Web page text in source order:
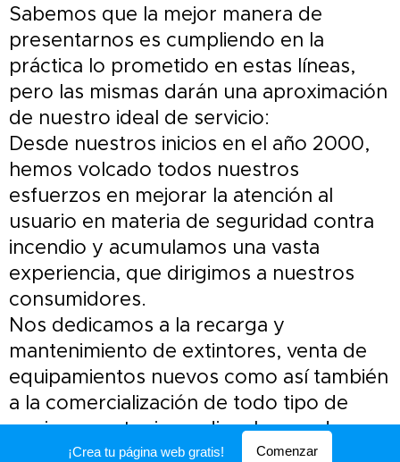
Sabemos que la mejor manera de
presentarnos es cumpliendo en la
práctica lo prometido en estas líneas,
pero las mismas darán una aproximación
de nuestro ideal de servicio:
Desde nuestros inicios en el año 2000,
hemos volcado todos nuestros
esfuerzos en mejorar la atención al
usuario en materia de seguridad contra
incendio y acumulamos una vasta
experiencia, que dirigimos a nuestros
consumidores.
Nos dedicamos a la recarga y
mantenimiento de extintores, venta de
equipamientos nuevos como así también
a la comercialización de todo tipo de
equipos contra incendio, abarcando una
amplia gama de productos que hacen a
¡Crea tu página web gratis! Comenzar